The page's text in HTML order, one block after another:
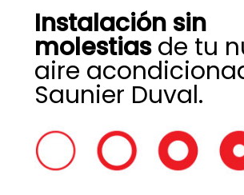
Instalación sin
molestiasde tu
aire
Saunier Duval.